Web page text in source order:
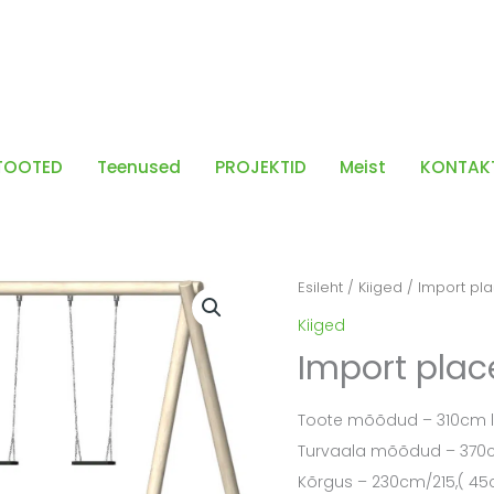
Teenused PROJEKTID Meist
Esileht/ Kiiged / Import
Kiiged
Import
Toote mõõdud – 310cm
Turvaala mõõdud –
Kõrgus – 230cm/215,(